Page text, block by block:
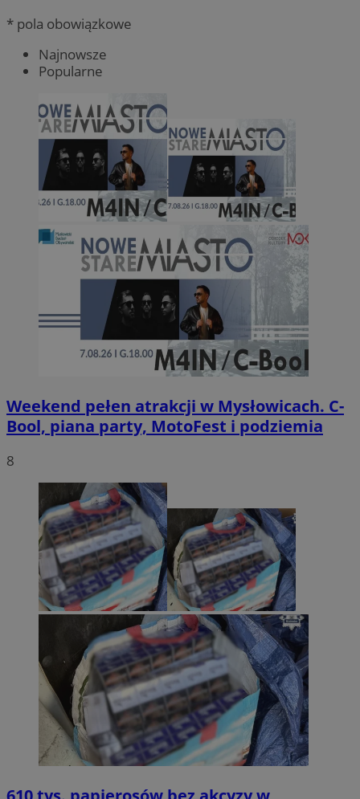
* pola obowiązkowe
Najnowsze
Popularne
Weekend pełen atrakcji w Mysłowicach. C-
Bool, piana party, MotoFest i podziemia
8